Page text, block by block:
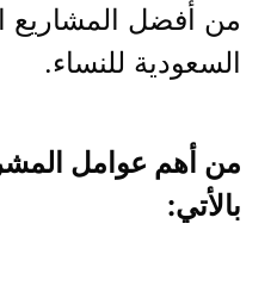
من أفضل المشاريع
السعودية للنساء.
من أهم عوامل
بالأتي: